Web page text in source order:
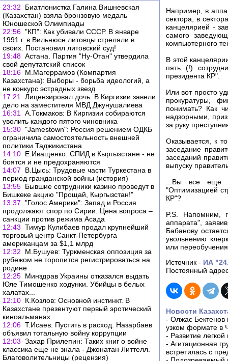
23:32
Биатлонистка Галина Вишневская
(Казахстан) взяла бронзовую медаль
Юношеской Олимпиады
22:56 "КП": Как убивали СССР. В январе
1991 г. в Вильнюсе литовцы стреляли в
своих. Постановил литовский суд!
19:48 Астана. Партия "Ну-Отан" утвердила
свой депутатский список
18:16 М.Магеррамов (Компартия
Казахстана): Выборы - борьба идеологий, а
не конкурс эстрадных звезд
17:21
Лицензировал дочь. В Киргизии завели
дело на заместителя МВД Джунушалиева
16:31
А.Токмаков: В Киргизии собираются
уволить каждого пятого чиновника
15:30 "Jamestown": Россия решением ОДКБ
ограничила самостоятельность внешней
политики Таджикистана
14:10 Е.Иващенко: СПИД в Кыргызстане - не
боятся и не предохраняются
14:07
В.Цысь: Трудовые части Туркестана в
период гражданской войны (история)
13:55 Бывшие сотрудники казино проведут в
Бишкеке акцию "Прощай, Кыргызстан!"
13:37 "Голос Америки": Запад и Россия
продолжают спор по Сирии. Цена вопроса –
санкции против режима Асада
12:43 Тимур Кулибаев продал крупнейший
торговый центр Санкт-Петербурга
американцам за $1,1 млрд
12:32
М.Бушуев: Туркменская оппозиция за
рубежом не торопится регистрироваться на
родине
12:25 Минздрав Украины отказался выдать
Юле Тимошенко ходунки. Убийцы в белых
халатах...
12:10 К.Козлов: Основной инстинкт. В
Казахстане презентуют первый эротический
киноальманах
12:06 Т.Исаев: Пустить в расход. Назарбаев
объявил тотальную войну коррупции
12:03 Захар Прилепин: Таких книг о войне
классика еще не знала - Джонатан Литтелл.
Благоволительницы (рецензия)
Например, в
сектора, в
канцелярией -
самого
компьютерного
В этой
пять (!)
президента КР".
Или вот просто
прокуратуры,
понимать? Как
надзорными,
за руку
Оказывается, к
заседание
заседаний
выпуску
...Вы все еще
"Оптимизацией
КР"?
P.S. Напомним,
аппарата",
Бабанову
увольнению
или
Источник - ИА
Постоянный
Новости
- Олжас Бектенов
узком формате в
- Развитие
- Агитационная
встретилась с